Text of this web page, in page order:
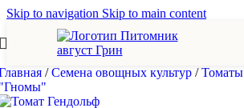
Skip to navigation Skip to main content
/ Семена овощных культур / Томаты